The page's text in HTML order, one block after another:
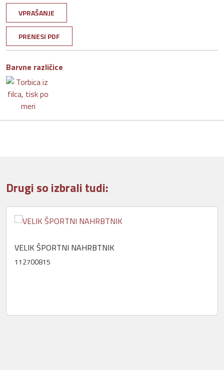
VPRAŠANJE
PRENESI PDF
Barvne različice
Drugi so izbrali tudi:
VELIK ŠPORTNI NAHRBTNIK
112700815